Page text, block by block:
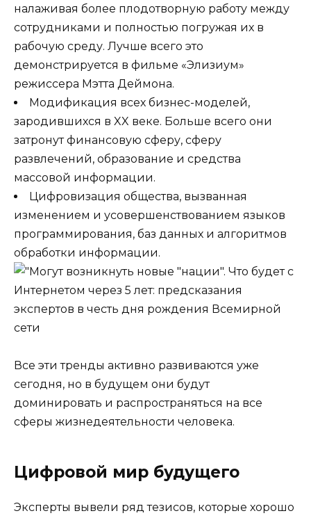
налаживая более плодотворную работу между
сотрудниками и полностью погружая их в
рабочую среду. Лучше всего это
демонстрируется в фильме «Элизиум»
режиссера Мэтта Деймона.
Модификация всех бизнес-моделей,
зародившихся в XX веке. Больше всего они
затронут финансовую сферу, сферу
развлечений, образование и средства
массовой информации.
Цифровизация общества, вызванная
изменением и усовершенствованием языков
программирования, баз данных и алгоритмов
обработки информации.
Все эти тренды активно развиваются уже
сегодня, но в будущем они будут
доминировать и распространяться на все
сферы жизнедеятельности человека.
Цифровой мир будущего
Эксперты вывели ряд тезисов, которые хорошо